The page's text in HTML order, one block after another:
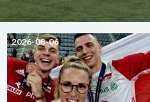
2026-08-06